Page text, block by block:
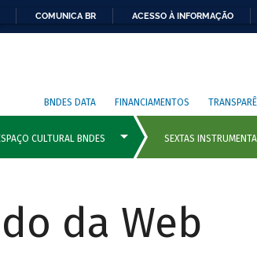
COMUNICA BR ACESSO À INFORMAÇÃO
BNDES DATA FINANCIAMENTOS
da Web